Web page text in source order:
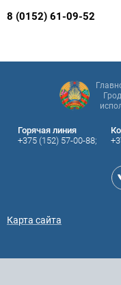
8 (0152) 61-09-52
Горячая линия
+375 (152) 57-00-88;
Карта сайта